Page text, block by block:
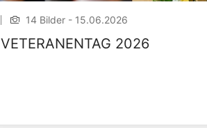
14 Bilder - 15.06.2026
VETERANENTAG 2026